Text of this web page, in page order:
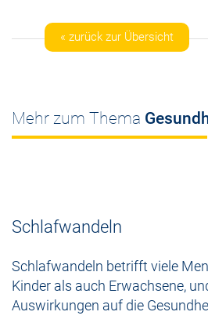
« zurück zur Übersicht
Mehr zum Thema
Schlafwandeln
Schlafwandeln betrifft viele
Kinder als auch Erwachsene,
Auswirkungen auf die